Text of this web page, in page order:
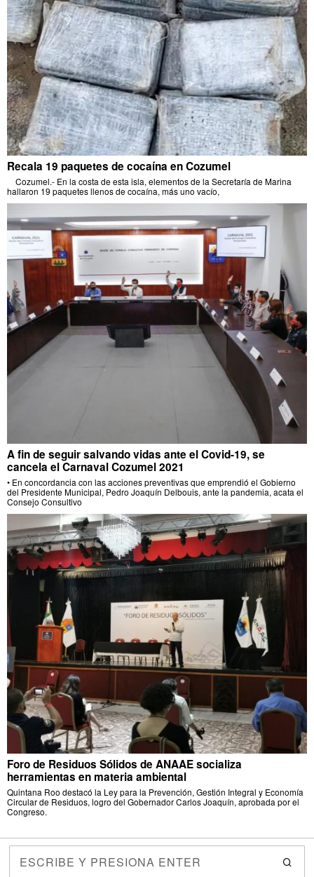
Recala 19 paquetes de cocaína en Cozumel
Cozumel.- En la costa de esta isla, elementos de la Secretaría de Marina
hallaron 19 paquetes llenos de cocaína, más uno vacío,
A fin de seguir salvando vidas ante el Covid-19, se
cancela el Carnaval Cozumel 2021
• En concordancia con las acciones preventivas que emprendió el Gobierno
del Presidente Municipal, Pedro Joaquín Delbouis, ante la pandemia, acata el
Consejo Consultivo
Foro de Residuos Sólidos de ANAAE socializa
herramientas en materia ambiental
Quintana Roo destacó la Ley para la Prevención, Gestión Integral y Economía
Circular de Residuos, logro del Gobernador Carlos Joaquín, aprobada por el
Congreso.